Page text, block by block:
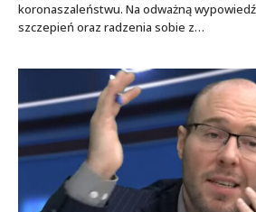
koronaszaleństwu. Na odważną
szczepień oraz radzenia sobie z…